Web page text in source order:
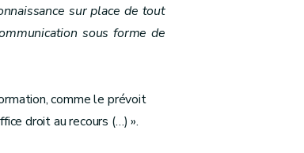
sur place de tout
sous forme de
comme le prévoit
droit au recours (…) ».